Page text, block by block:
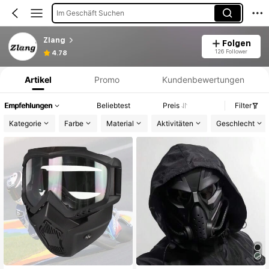
Im Geschäft Suchen
Zlang
4.78
Folgen
126 Follower
Produktinformation: Preisangabe, Verkaufs- und Lagerbestandsdetails.
Artikel Promo Kundenbewertungen
Empfehlungen Beliebtest Preis
Filter
Kategorie
Farbe Material Aktivitäten Geschlecht